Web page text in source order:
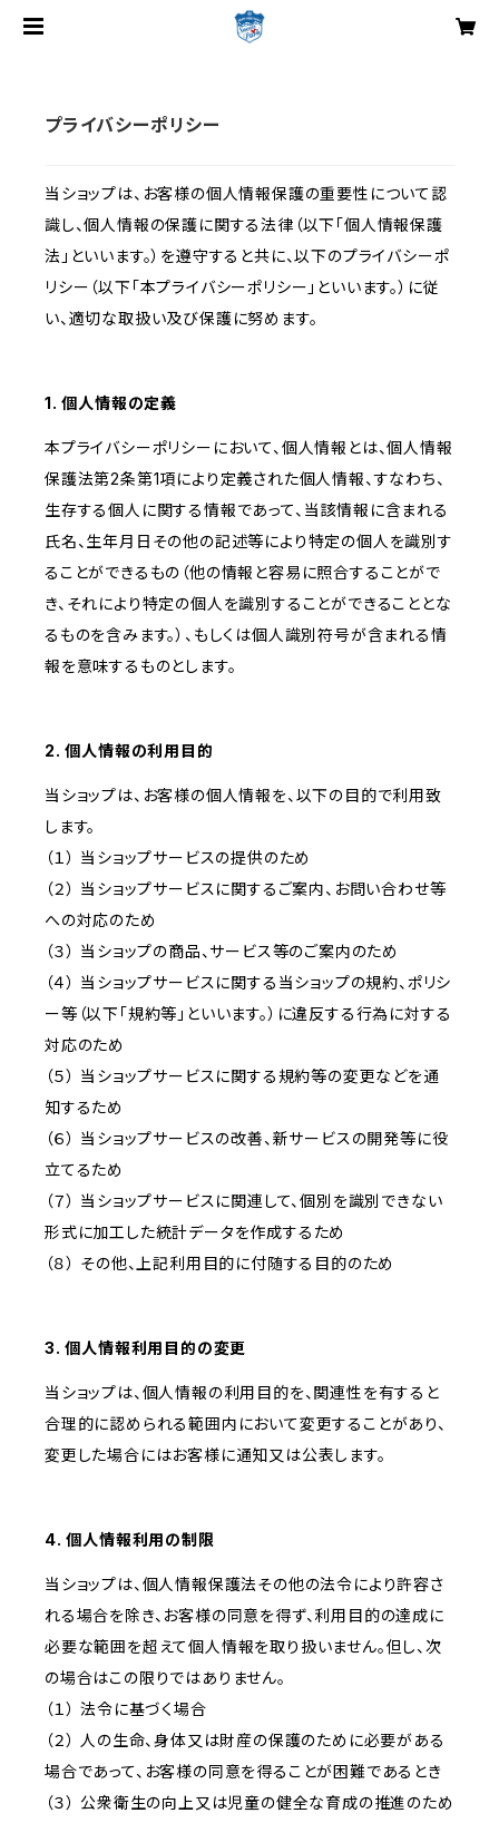
プライバシーポリシー
当ショップは、お客様の個人情報保護の重要性について認
識し、個人情報の保護に関する法律（以下「個人情報保護
法」といいます。）を遵守すると共に、以下のプライバシーポ
リシー（以下「本プライバシーポリシー」といいます。）に従
い、適切な取扱い及び保護に努めます。
1. 個人情報の定義
本プライバシーポリシーにおいて、個人情報とは、個人情報
保護法第2条第1項により定義された個人情報、すなわち、
生存する個人に関する情報であって、当該情報に含まれる
氏名、生年月日その他の記述等により特定の個人を識別す
ることができるもの（他の情報と容易に照合することがで
き、それにより特定の個人を識別することができることとな
るものを含みます。）、もしくは個人識別符号が含まれる情
報を意味するものとします。
2. 個人情報の利用目的
当ショップは、お客様の個人情報を、以下の目的で利用致
します。
（１） 当ショップサービスの提供のため
（２） 当ショップサービスに関するご案内、お問い合わせ等
への対応のため
（３） 当ショップの商品、サービス等のご案内のため
（４） 当ショップサービスに関する当ショップの規約、ポリシ
ー等（以下「規約等」といいます。）に違反する行為に対する
対応のため
（５） 当ショップサービスに関する規約等の変更などを通
知するため
（６） 当ショップサービスの改善、新サービスの開発等に役
立てるため
（７） 当ショップサービスに関連して、個別を識別できない
形式に加工した統計データを作成するため
（８） その他、上記利用目的に付随する目的のため
3. 個人情報利用目的の変更
当ショップは、個人情報の利用目的を、関連性を有すると
合理的に認められる範囲内において変更することがあり、
変更した場合にはお客様に通知又は公表します。
4. 個人情報利用の制限
当ショップは、個人情報保護法その他の法令により許容さ
れる場合を除き、お客様の同意を得ず、利用目的の達成に
必要な範囲を超えて個人情報を取り扱いません。但し、次
の場合はこの限りではありません。
（１） 法令に基づく場合
（２） 人の生命、身体又は財産の保護のために必要がある
場合であって、お客様の同意を得ることが困難であるとき
（３） 公衆衛生の向上又は児童の健全な育成の推進のため